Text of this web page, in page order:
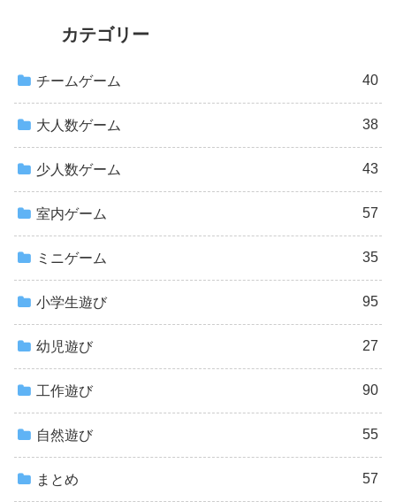
カテゴリー
チームゲーム 40
大人数ゲーム 38
少人数ゲーム 43
室内ゲーム 57
ミニゲーム 35
小学生遊び 95
幼児遊び 27
工作遊び 90
自然遊び 55
まとめ 57